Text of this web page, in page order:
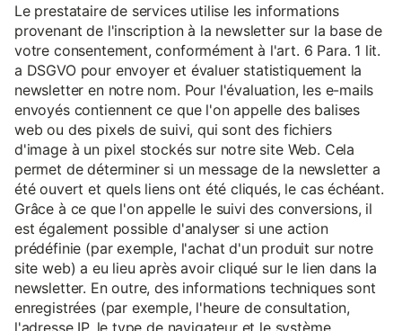
Le prestataire de services utilise les informations
provenant de l'inscription à la newsletter sur la base de
votre consentement, conformément à l'art. 6 Para. 1 lit.
a DSGVO pour envoyer et évaluer statistiquement la
newsletter en notre nom. Pour l'évaluation, les e-mails
envoyés contiennent ce que l'on appelle des balises
web ou des pixels de suivi, qui sont des fichiers
d'image à un pixel stockés sur notre site Web. Cela
permet de déterminer si un message de la newsletter a
été ouvert et quels liens ont été cliqués, le cas échéant.
Grâce à ce que l'on appelle le suivi des conversions, il
est également possible d'analyser si une action
prédéfinie (par exemple, l'achat d'un produit sur notre
site web) a eu lieu après avoir cliqué sur le lien dans la
newsletter. En outre, des informations techniques sont
enregistrées (par exemple, l'heure de consultation,
l'adresse IP, le type de navigateur et le système